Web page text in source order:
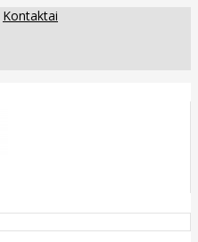
Kontaktai